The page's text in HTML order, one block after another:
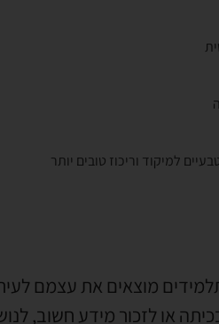
למיקוד וריכוז טובים יותר
מוצאים את עצמם
או לזכור מידע חשוב,